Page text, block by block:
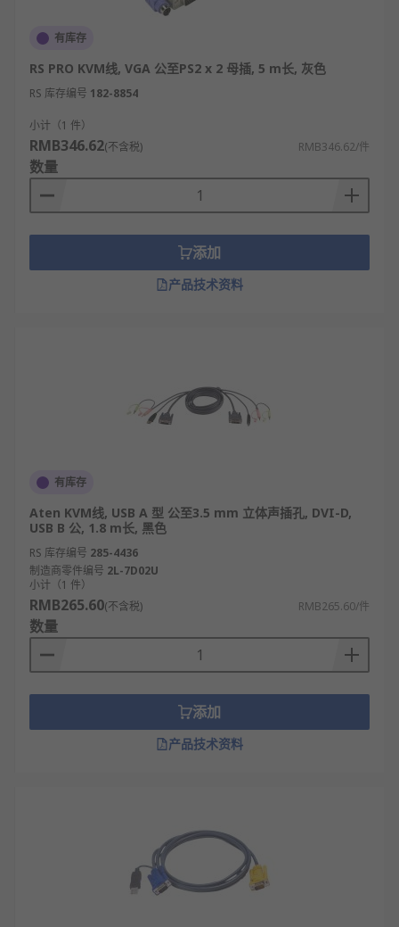
有库存
RS PRO KVM线, VGA 公至PS2 x 2 母插, 5 m长, 灰色
RS 库存编号 182-8854
小计（1 件）
RMB346.62(不含税) RMB346.62/件
数量
添加
产品技术资料
有库存
Aten KVM线, USB A 型 公至3.5 mm 立体声插孔, DVI-D,
USB B 公, 1.8 m长, 黑色
RS 库存编号 285-4436
制造商零件编号 2L-7D02U
小计（1 件）
RMB265.60(不含税) RMB265.60/件
数量
添加
产品技术资料